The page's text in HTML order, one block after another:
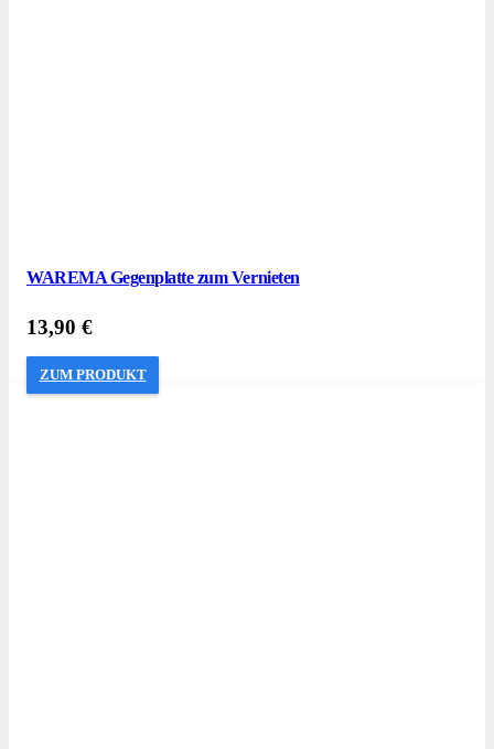
WAREMA Gegenplatte zum Vernieten
13,90 €
ZUM PRODUKT